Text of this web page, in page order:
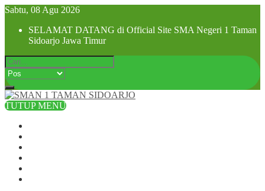
Sabtu, 08 Agu 2026
SELAMAT DATANG di Official Site SMA Negeri 1 Taman
Sidoarjo Jawa Timur
TUTUP MENU